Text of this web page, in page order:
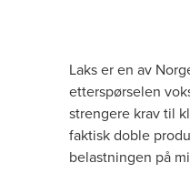
Laks er en av
etterspørselen
strengere krav til
faktisk doble
belastningen på